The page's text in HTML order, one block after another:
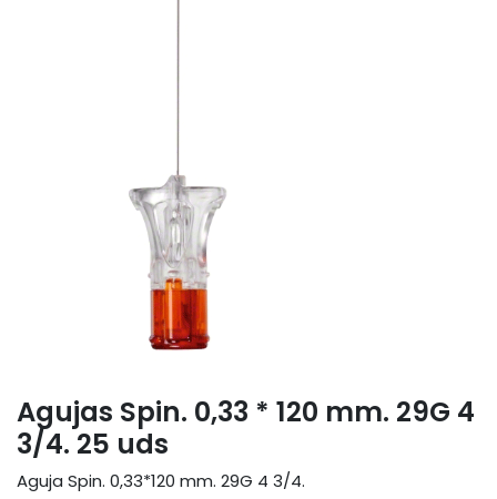
Agujas Spin. 0,33 * 120 mm. 29G 4
3/4. 25 uds
Aguja Spin. 0,33*120 mm. 29G 4 3/4.